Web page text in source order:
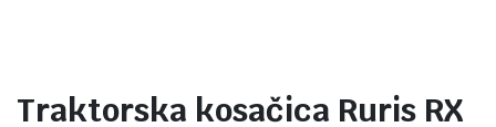
Traktorska kosačica Ruris RX